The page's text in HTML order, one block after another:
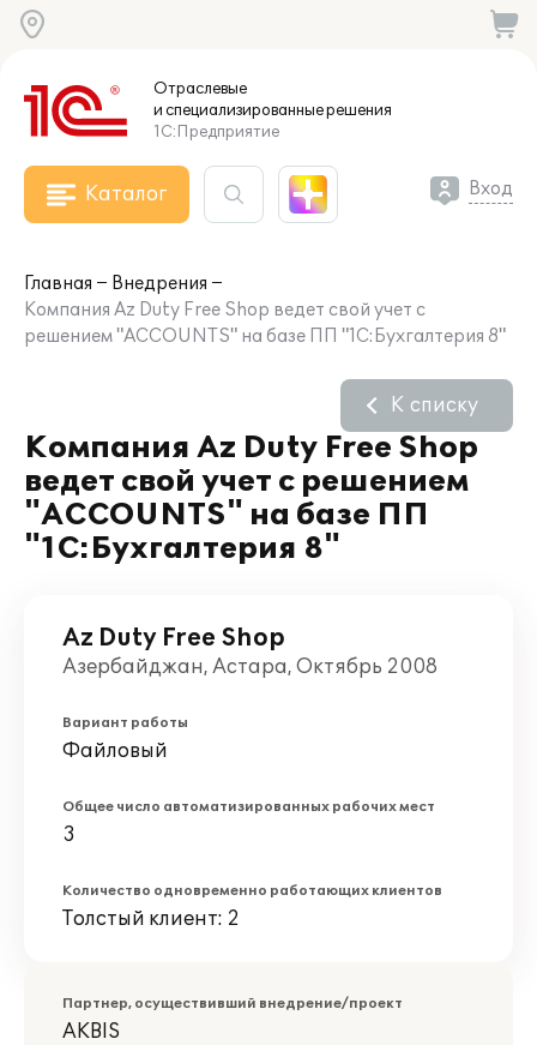
Отраслевые
и специализированныерешения
1С:Предприятие
Каталог Вход
Главная
Внедрения
Компания Az Duty Free Shop ведет свой учет с
решением "ACCOUNTS" на базе ПП "1С:Бухгалтерия 8"
Компания Az Duty Free Shop
ведет свой учет с решением
"ACCOUNTS" на базе ПП
"1С:Бухгалтерия 8"
К списку
Az Duty Free Shop
Азербайджан, Астара, Октябрь 2008
Вариант работы
Файловый
Общее число автоматизированных рабочих мест
3
Количество одновременно работающих клиентов
Толстый клиент: 2
Партнер, осуществивший внедрение/проект
AKBIS